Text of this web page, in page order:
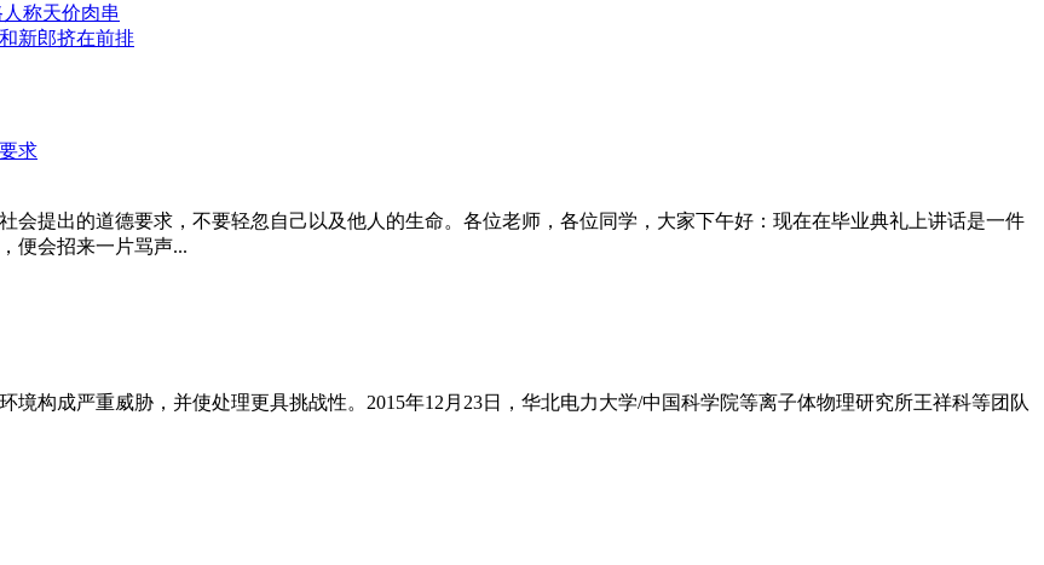
称天价肉串
新郎挤在前排
会提出的道德要求，不要轻忽自己以及他人的生命。各位老师，各位同学，大家下午好：现在在毕业典礼上讲话是一件
便会招来一片骂声...
构成严重威胁，并使处理更具挑战性。2015年12月23日，华北电力大学/中国科学院等离子体物理研究所王祥科等团队